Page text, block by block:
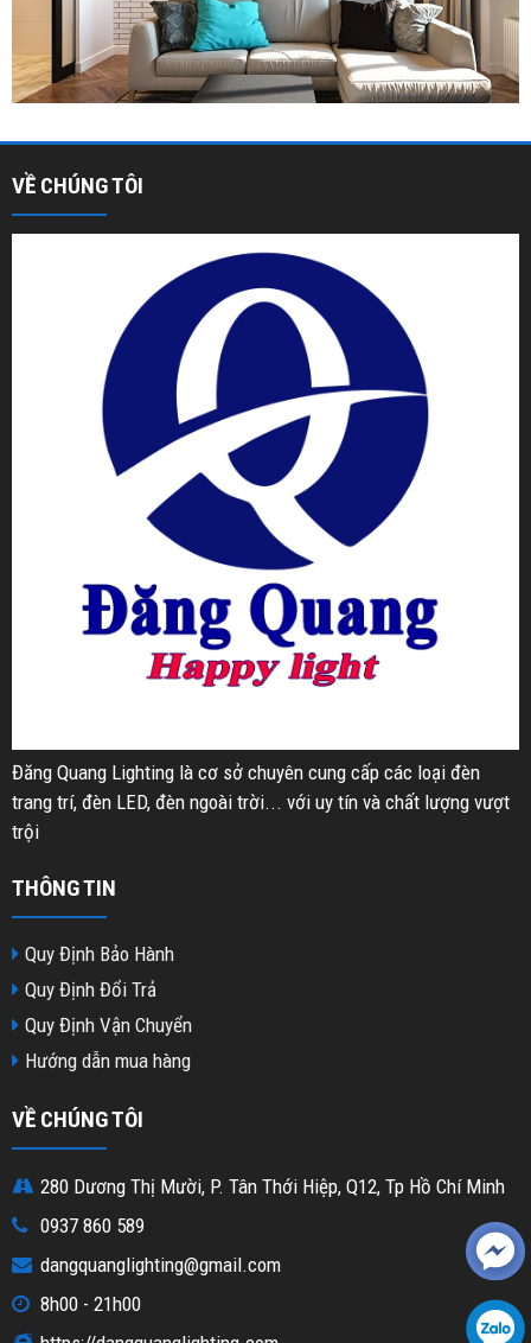
VỀ CHÚNG TÔI
Đăng Quang Lighting là cơ sở chuyên cung cấp các loại đèn
trang trí, đèn LED, đèn ngoài trời... với uy tín và chất lượng vượt
trội
THÔNG TIN
Quy Định Bảo Hành
Quy Định Đổi Trả
Quy Định Vận Chuyển
Hướng dẫn mua hàng
VỀ CHÚNG TÔI
280 Dương Thị Mười, P. Tân Thới Hiệp, Q12, Tp Hồ Chí Minh
0937 860 589
dangquanglighting@gmail.com
8h00 - 21h00